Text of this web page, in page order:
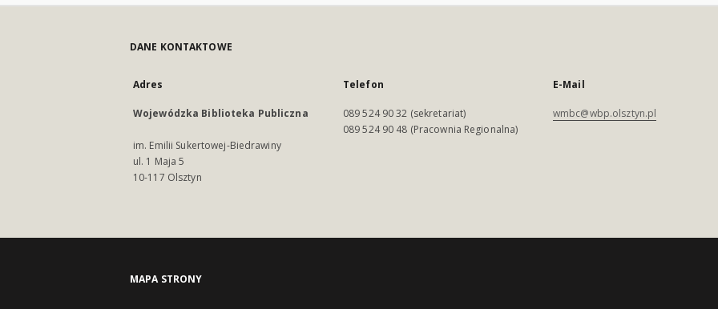
DANE KONTAKTOWE
Adres
Wojewódzka Biblioteka Publiczna
im. Emilii Sukertowej-Biedrawiny
ul. 1 Maja 5
10-117 Olsztyn
Telefon
089 524 90 32 (sekretariat)
089 524 90 48 (Pracownia Regionalna)
E-Mail
wmbc@wbp.olsztyn.pl
MAPA STRONY